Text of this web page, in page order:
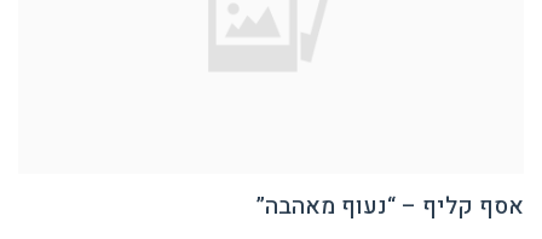
אסף קליף – “נעוף מאהבה”